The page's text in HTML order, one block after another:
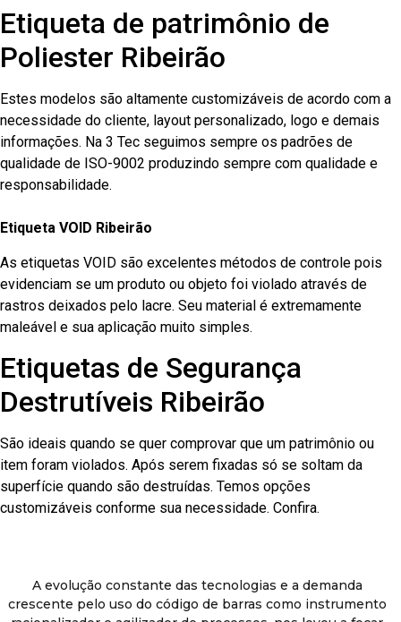
Etiqueta de patrimônio de
Poliester Ribeirão
Estes modelos são altamente customizáveis de acordo com a
necessidade do cliente, layout personalizado, logo e demais
informações. Na 3 Tec seguimos sempre os padrões de
qualidade de ISO-9002 produzindo sempre com qualidade e
responsabilidade.
Etiqueta VOID Ribeirão
As etiquetas VOID são excelentes métodos de controle pois
evidenciam se um produto ou objeto foi violado através de
rastros deixados pelo lacre. Seu material é extremamente
maleável e sua aplicação muito simples.
Etiquetas de Segurança
Destrutíveis Ribeirão
São ideais quando se quer comprovar que um patrimônio ou
item foram violados. Após serem fixadas só se soltam da
superfície quando são destruídas. Temos opções
customizáveis conforme sua necessidade. Confira.
A evolução constante das tecnologias e a demanda
crescente pelo uso do código de barras como instrumento